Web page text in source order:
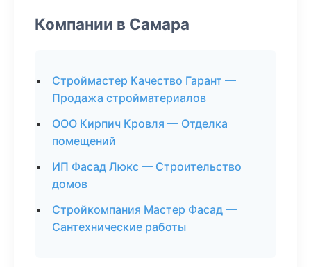
Компании в Самара
Строймастер Качество Гарант —
Продажа стройматериалов
ООО Кирпич Кровля — Отделка
помещений
ИП Фасад Люкс — Строительство
домов
Стройкомпания Мастер Фасад —
Сантехнические работы